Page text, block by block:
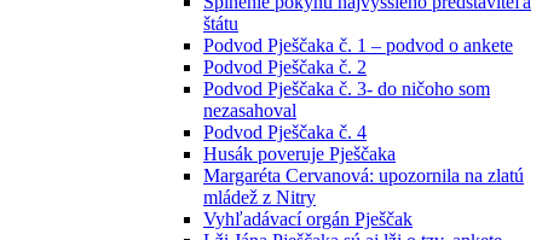
štátu
Podvod Pješčaka č. 1 – podvod o ankete
Podvod Pješčaka č. 2
Podvod Pješčaka č. 3- do ničoho som
nezasahoval
Podvod Pješčaka č. 4
Husák poveruje Pješčaka
Margaréta Cervanová: upozornila na zlatú
mládež z Nitry
Vyhľadávací orgán Pješčak